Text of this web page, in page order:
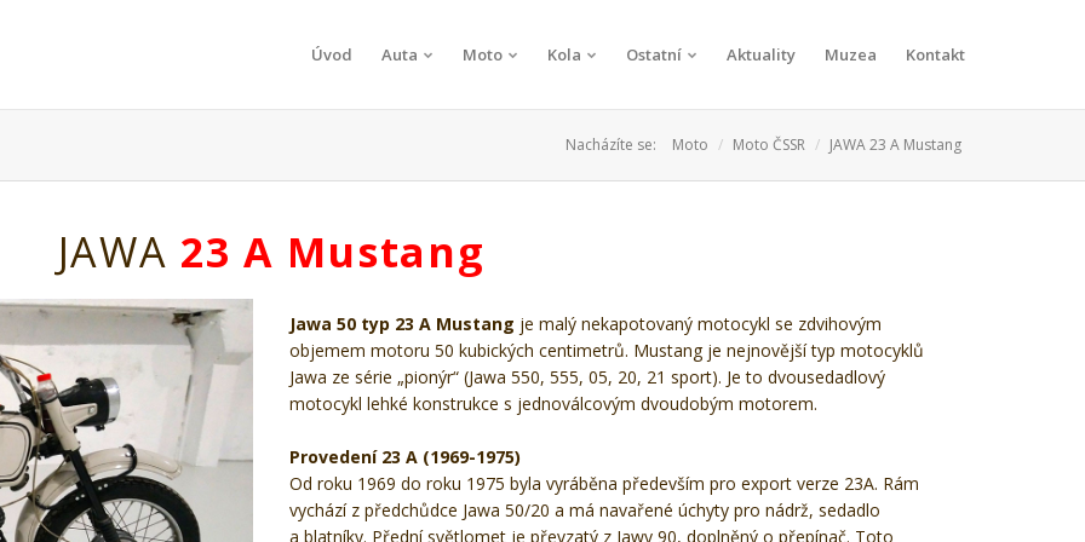
Úvod Auta Moto Kola Ostatní Aktuality Muzea Kontakt
Nacházíte se: Moto Moto ČSSR JAWA 23 A Mustang
JAWA 23 A Mustang
Jawa 50 typ 23 A Mustang je malý nekapotovaný motocykl se zdvihovým
objemem motoru 50 kubických centimetrů. Mustang je nejnovější typ motocyklů
Jawa ze série „pionýr“ (Jawa 550, 555, 05, 20, 21 sport). Je to dvousedadlový
motocykl lehké konstrukce s jednoválcovým dvoudobým motorem.
Provedení 23 A (1969-1975)
Od roku 1969 do roku 1975 byla vyráběna především pro export verze 23A. Rám
vychází z předchůdce Jawa 50/20 a má navařené úchyty pro nádrž, sedadlo
a blatníky. Přední světlomet je převzatý z Jawy 90, doplněný o přepínač. Toto